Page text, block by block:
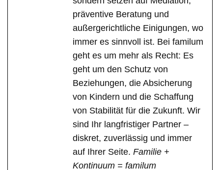
präventive Beratung und
außergerichtliche Einigungen, wo
immer es sinnvoll ist. Bei familum
geht es um mehr als Recht: Es
geht um den Schutz von
Beziehungen, die Absicherung
von Kindern und die Schaffung
von Stabilität für die Zukunft. Wir
sind Ihr langfristiger Partner –
diskret, zuverlässig und immer
auf Ihrer Seite. Familie +
Kontinuum = familum